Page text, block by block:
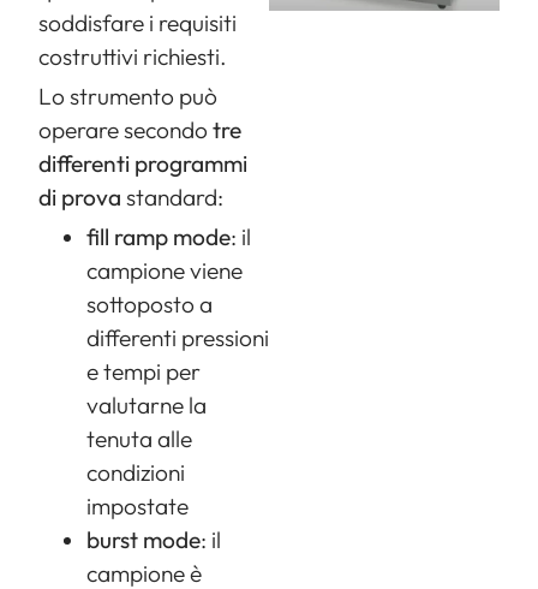
soddisfare i requisiti
costruttivi richiesti.
Lo strumento può
operare secondo tre
differenti programmi
di prova standard:
fill ramp mode: il
campione viene
sottoposto a
differenti pressioni
e tempi per
valutarne la
tenuta alle
condizioni
impostate
burst mode: il
campione è